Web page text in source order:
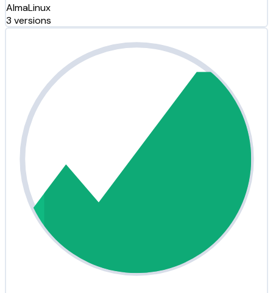
AlmaLinux
3 versions